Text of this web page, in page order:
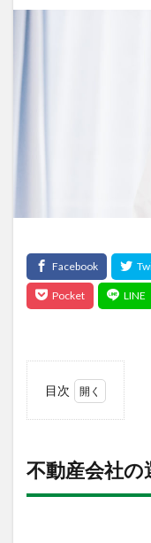
目次
社の
選び
方に
不動産会社